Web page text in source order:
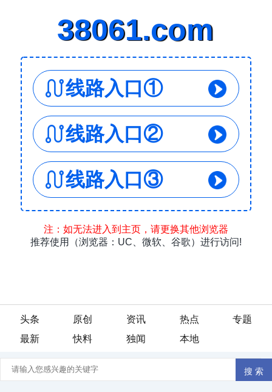
头条 原创 资讯 热点
专题
最新
快料 独闻 本地